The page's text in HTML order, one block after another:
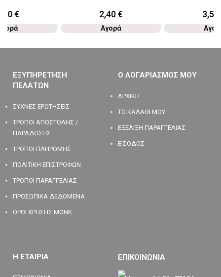
€ 2,40€
Αγορά
3,50
ΕΞΥΠΗΡΕΤΗΣΗ
ΠΕΛΑΤΩΝ
ΣΥΧΝΕΣ ΕΡΩΤΗΣΕΙΣ
ΤΡΟΠΟΙ ΑΠΟΣΤΟΛΗΣ /
ΠΑΡΑΔΟΣΗΣ
ΤΡΟΠΟΙ ΠΛΗΡΩΜΗΣ
ΠΟΛΙΤΙΚΗ ΕΠΙΣΤΡΟΦΩΝ
ΤΡΟΠΟΙ ΠΑΡΑΓΓΕΛΙΑΣ
ΠΡΟΣΩΠΙΚΑ ΔΕΔΟΜΕΝΑ
ΟΡΟΙ ΧΡΗΣΗΣ MONK
Ο ΛΟΓΑΡΙΑΣΜΟΣ ΜΟΥ
ΑΡΧΙΚΗ
ΤΟ ΚΑΛΑΘΙ ΜΟΥ
ΕΞΕΛΙΞΗ ΠΑΡΑΓΓΕΛΙΑΣ
ΕΙΣΟΔΟΣ
Η ΕΤΑΙΡΙΑ ΕΠΙΚΟΙΝΩΝΙΑ